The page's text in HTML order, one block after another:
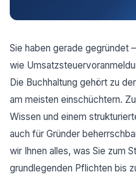
Sie haben gerade gegründet
wie
Die Buchhaltung gehört zu
am meisten einschüchtern.
Wissen und einem
auch für Gründer
wir Ihnen alles, was Sie zum
grundlegenden Pflichten bis